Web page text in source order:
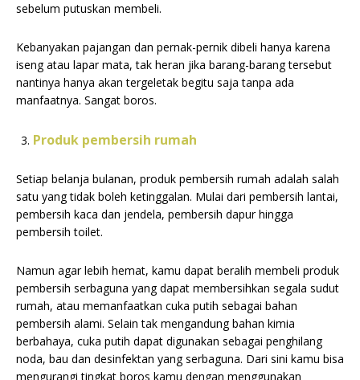
sebelum putuskan membeli.
Kebanyakan pajangan dan pernak-pernik dibeli hanya karena
iseng atau lapar mata, tak heran jika barang-barang tersebut
nantinya hanya akan tergeletak begitu saja tanpa ada
manfaatnya. Sangat boros.
Produk pembersih rumah
Setiap belanja bulanan, produk pembersih rumah adalah salah
satu yang tidak boleh ketinggalan. Mulai dari pembersih lantai,
pembersih kaca dan jendela, pembersih dapur hingga
pembersih toilet.
Namun agar lebih hemat, kamu dapat beralih membeli produk
pembersih serbaguna yang dapat membersihkan segala sudut
rumah, atau memanfaatkan cuka putih sebagai bahan
pembersih alami. Selain tak mengandung bahan kimia
berbahaya, cuka putih dapat digunakan sebagai penghilang
noda, bau dan desinfektan yang serbaguna. Dari sini kamu bisa
mengurangi tingkat boros kamu dengan menggunakan